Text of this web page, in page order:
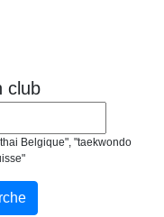
club
Belgique", "taekwondo